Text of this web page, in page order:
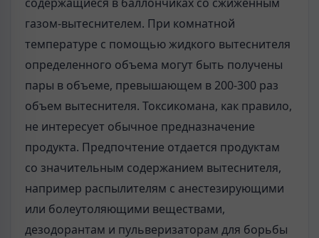
газом-вытеснителем. При ком­натной
температуре с помощью жидкого вытеснителя
определенного объема могут быть получены
пары в объеме, превышающем в 200-300 раз
объем вы­теснителя. Токсикомана, как правило,
не интересует обычное предназначение
продукта. Предпочтение отдается продуктам
со значительным содержанием вы­теснителя,
например распылителям с анестезирующими
или болеутоляющими веществами,
дезодорантам и пульверизаторам для борьбы